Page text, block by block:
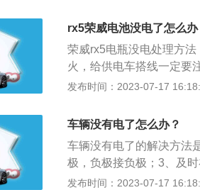
电式混动汽车，俗称
机驱动、发动机驱动和电
动机用来驱动，其油耗要
燃油车为主。在低速行驶
动机才会介入。3、增程
出的作用。
rx5荣威电池没电了怎么办
荣威rx5电瓶没电处理方
火，给供电车搭线一定要
下负极，再拆下正极。以
悬架系统、四路全高速
RX5搭载的互联网汽车智
设计语言，配备由24颗
身侧面采用了双腰线的设
发布时间：2023-07-17
车辆没有电了怎么办？
车辆没有电了的解决方法
极，负极接负极；3、及
瓶的作用是：1、给启动
发布时间：2023-07-17